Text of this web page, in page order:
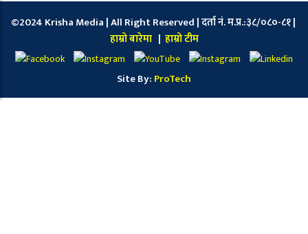
©2024 Krisha Media | All Right Reserved | दर्ता नं. म.प्र.:३८/०८०-८१ |
हाम्रो बारेमा | हाम्रो टीम
Site By: ProTech